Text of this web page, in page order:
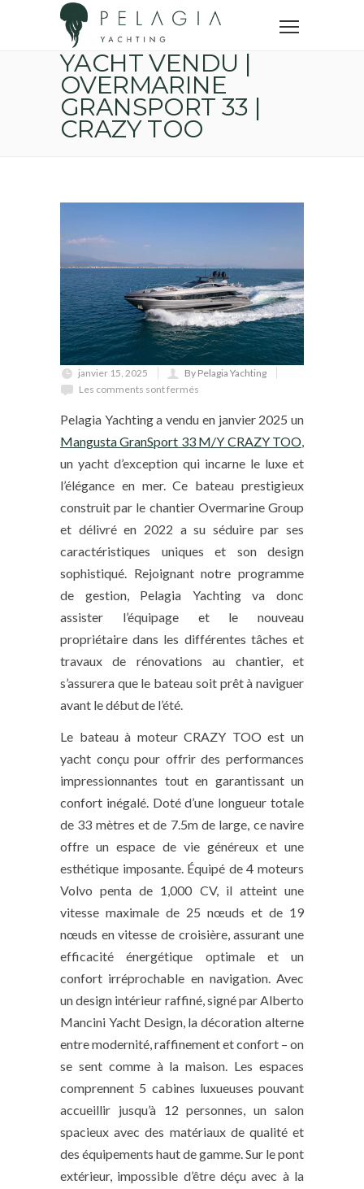
Accueil
Yachts vendus
Yacht vendu | Overmarine Gransport 33 | CRAZY TOO
YACHT VENDU |
OVERMARINE
GRANSPORT 33 |
CRAZY TOO
janvier 15, 2025
By Pelagia Yachting
Les comments sont fermés
Pelagia Yachting a vendu en janvier 2025 un
Mangusta GranSport 33 M/Y CRAZY TOO,
un yacht d’exception qui incarne le luxe et
l’élégance en mer. Ce bateau prestigieux
construit par le chantier Overmarine Group
et délivré en 2022 a su séduire par ses
caractéristiques uniques et son design
sophistiqué. Rejoignant notre programme
de gestion, Pelagia Yachting va donc
assister l’équipage et le nouveau
propriétaire dans les différentes tâches et
travaux de rénovations au chantier, et
s’assurera que le bateau soit prêt à naviguer
avant le début de l’été.
Le bateau à moteur CRAZY TOO est un
yacht conçu pour offrir des performances
impressionnantes tout en garantissant un
confort inégalé. Doté d’une longueur totale
de 33 mètres et de 7.5m de large, ce navire
offre un espace de vie généreux et une
esthétique imposante. Équipé de 4 moteurs
Volvo penta de 1,000 CV, il atteint une
vitesse maximale de 25 nœuds et de 19
nœuds en vitesse de croisière, assurant une
efficacité énergétique optimale et un
confort irréprochable en navigation. Avec
un design intérieur raffiné, signé par Alberto
Mancini Yacht Design, la décoration alterne
entre modernité, raffinement et confort – on
se sent comme à la maison. Les espaces
comprennent 5 cabines luxueuses pouvant
accueillir jusqu’à 12 personnes, un salon
spacieux avec des matériaux de qualité et
des équipements haut de gamme. Sur le pont
extérieur, impossible d’être déçu avec à la